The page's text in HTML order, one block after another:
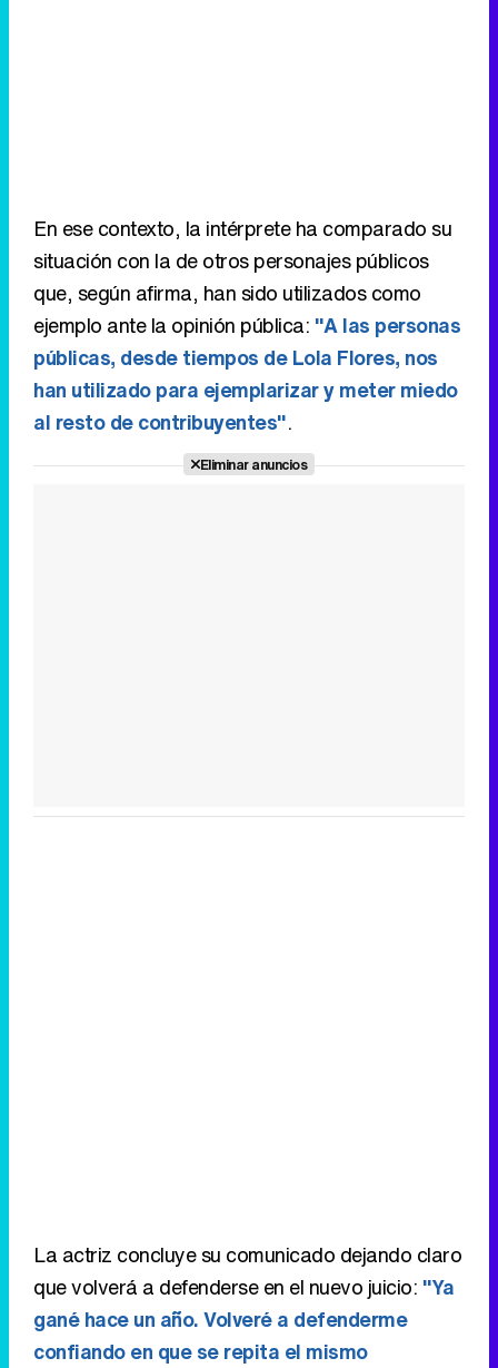
En ese contexto, la intérprete ha comparado su
situación con la de otros personajes públicos
que, según afirma, han sido utilizados como
ejemplo ante la opinión pública: "A las personas
públicas, desde tiempos de Lola Flores, nos
han utilizado para ejemplarizar y meter miedo
al resto de contribuyentes".
Eliminar anuncios
La actriz concluye su comunicado dejando claro
que volverá a defenderse en el nuevo juicio: "Ya
gané hace un año. Volveré a defenderme
confiando en que se repita el mismo